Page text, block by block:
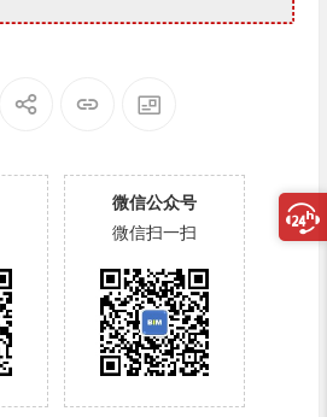
微信公众号
微信扫一扫